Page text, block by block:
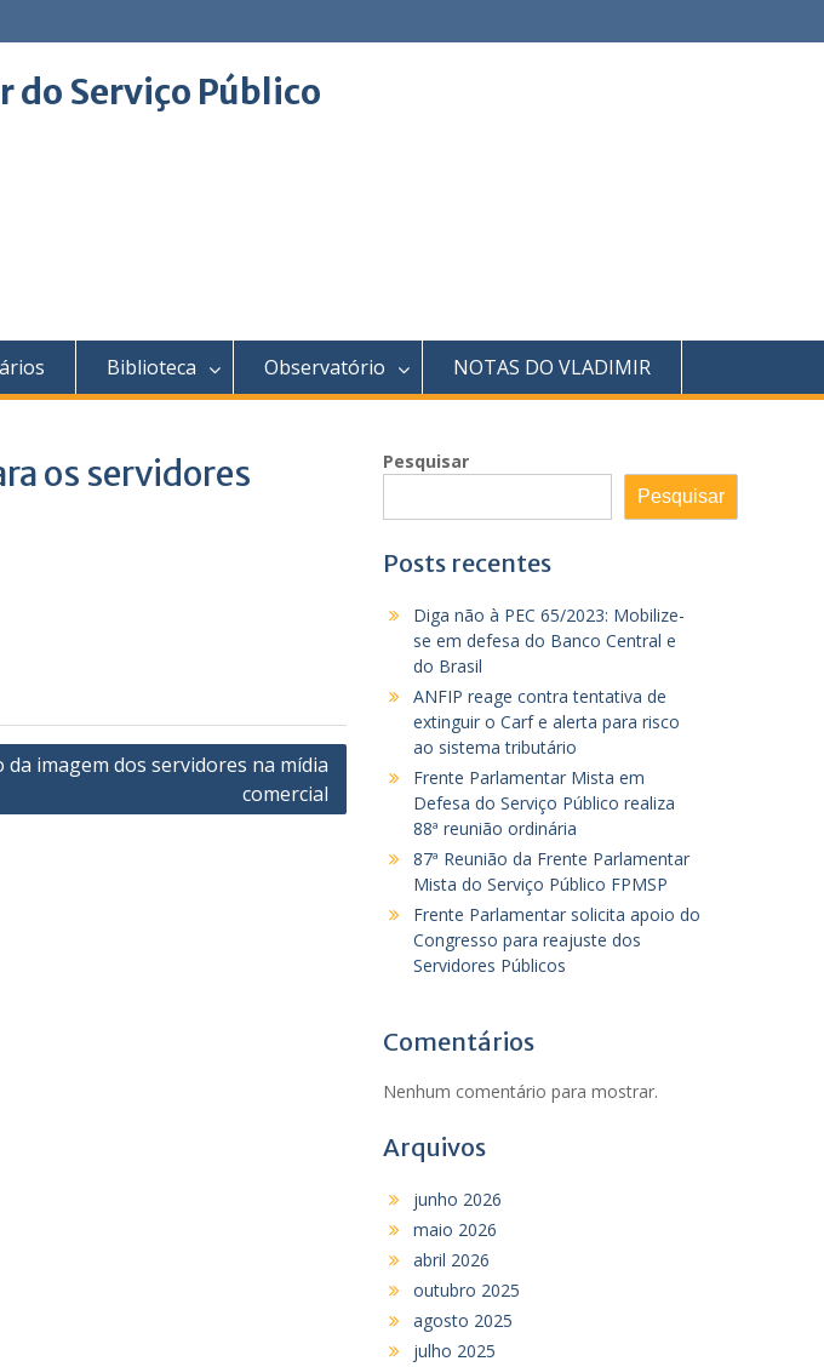
do Serviço Público
Biblioteca Observatório NOTAS DO VLADIMIR
os servidores
da imagem dos servidores na mídia
comercial
Pesquisar
Pesquisar
Posts recentes
Diga não à PEC 65/2023: Mobilize-
se em defesa do Banco Central e
do Brasil
ANFIP reage contra tentativa de
extinguir o Carf e alerta para risco
ao sistema tributário
Frente Parlamentar Mista em
Defesa do Serviço Público realiza
88ª reunião ordinária
87ª Reunião da Frente Parlamentar
Mista do Serviço Público FPMSP
Frente Parlamentar solicita apoio do
Congresso para reajuste dos
Servidores Públicos
Comentários
Nenhum comentário para mostrar.
Arquivos
junho 2026
maio 2026
abril 2026
outubro 2025
agosto 2025
julho 2025